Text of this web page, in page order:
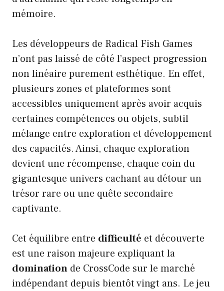
mémoire.
Les développeurs de Radical Fish Games
n’ont pas laissé de côté l’aspect progression
non linéaire purement esthétique. En effet,
plusieurs zones et plateformes sont
accessibles uniquement après avoir acquis
certaines compétences ou objets, subtil
mélange entre exploration et développement
des capacités. Ainsi, chaque exploration
devient une récompense, chaque coin du
gigantesque univers cachant au détour un
trésor rare ou une quête secondaire
captivante.
Cet équilibre entre difficulté et découverte
est une raison majeure expliquant la
domination de CrossCode sur le marché
indépendant depuis bientôt vingt ans. Le jeu